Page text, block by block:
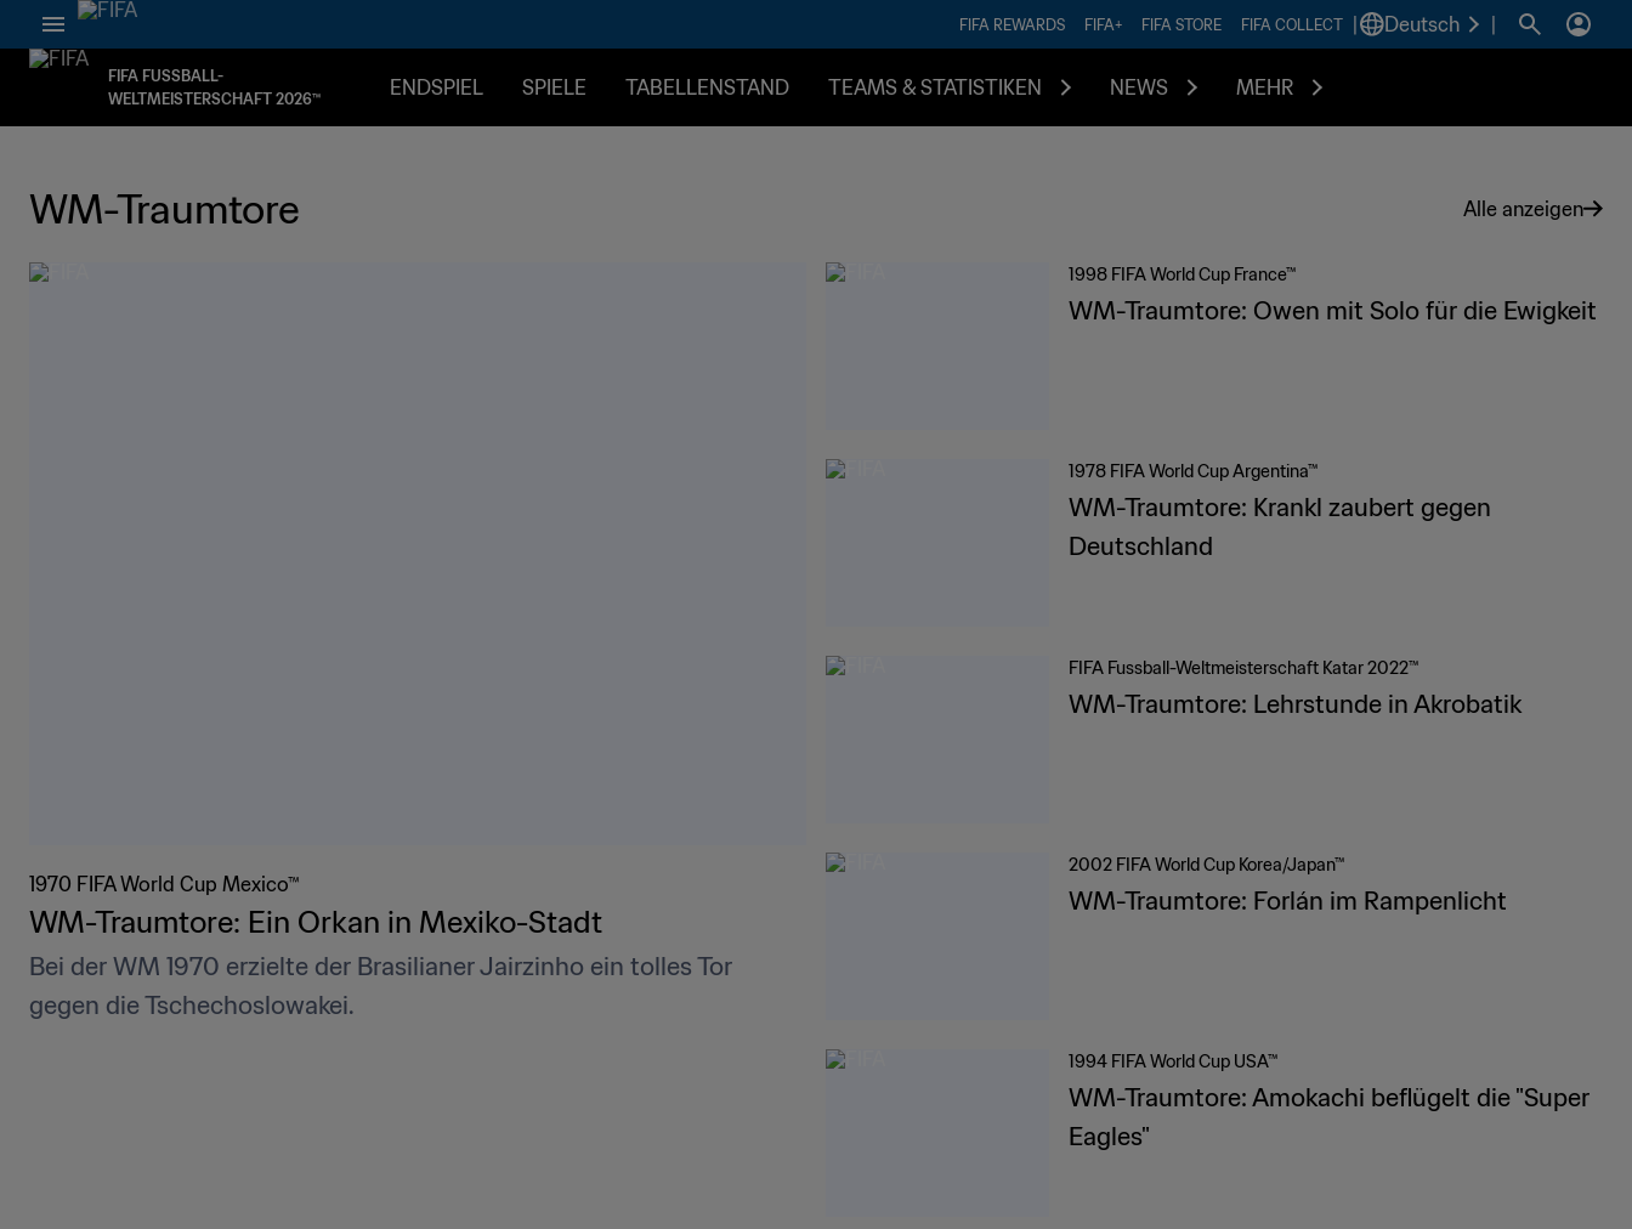
FIFA REWARDS FIFA+ FIFA STORE FIFA COLLECT Deutsch
FIFA FUSSBALL-
WELTMEISTERSCHAFT 2026™
ENDSPIEL SPIELE TABELLENSTAND TEAMS & STATISTIKEN NEWS MEHR
WM-Traumtore Alle anzeigen
1970 FIFA World Cup Mexico™
WM-Traumtore: Ein Orkan in Mexiko-Stadt
Bei der WM 1970 erzielte der Brasilianer Jairzinho ein tolles Tor
gegen die Tschechoslowakei.
1998 FIFA World Cup France™
WM-Traumtore: Owen mit Solo für die Ewigkeit
1978 FIFA World Cup Argentina™
WM-Traumtore: Krankl zaubert gegen
Deutschland
FIFA Fussball-Weltmeisterschaft Katar 2022™
WM-Traumtore: Lehrstunde in Akrobatik
2002 FIFA World Cup Korea/Japan™
WM-Traumtore: Forlán im Rampenlicht
1994 FIFA World Cup USA™
WM-Traumtore: Amokachi beflügelt die "Super
Eagles"